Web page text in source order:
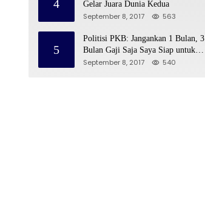
4
Gelar Juara Dunia Kedua
September 8, 2017 563
5
Politisi PKB: Jangankan 1 Bulan, 3
Bulan Gaji Saja Saya Siap untuk
Rohingya
September 8, 2017 540